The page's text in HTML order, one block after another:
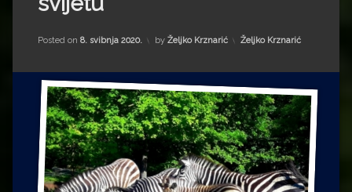
Impressum
Milenko Strižak
Drugi autori
Drugi autori
Matea Andrić
Ljiljana Lekanić-Kljaić
Željko Krznarić
Posted on 8. svibnja 2020. by Željko Krznarić Kategorije:
Željko Krznarić